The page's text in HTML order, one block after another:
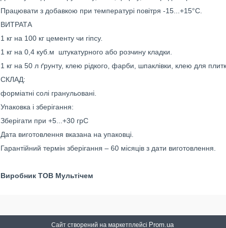
Працювати з добавкою при температурі повітря -15...+15°С.
ВИТРАТА
1 кг на 100 кг цементу чи гіпсу.
1 кг на 0,4 куб.м штукатурного або розчину кладки.
1 кг на 50 л ґрунту, клею рідкого, фарби, шпаклівки, клею для
СКЛАД:
форміатні солі гранульовані.
Упаковка і зберігання:
Зберігати при +5...+30 грС
Дата виготовлення вказана на упаковці.
Гарантійний термін зберігання – 60 місяців з дати виготовлення.
Виробник ТОВ Мультічем
Сайт створений на маркетплейсі Prom.ua